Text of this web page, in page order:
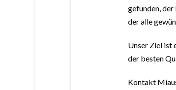
gefunden, der
der alle
Unser Ziel ist
der besten
Kontakt